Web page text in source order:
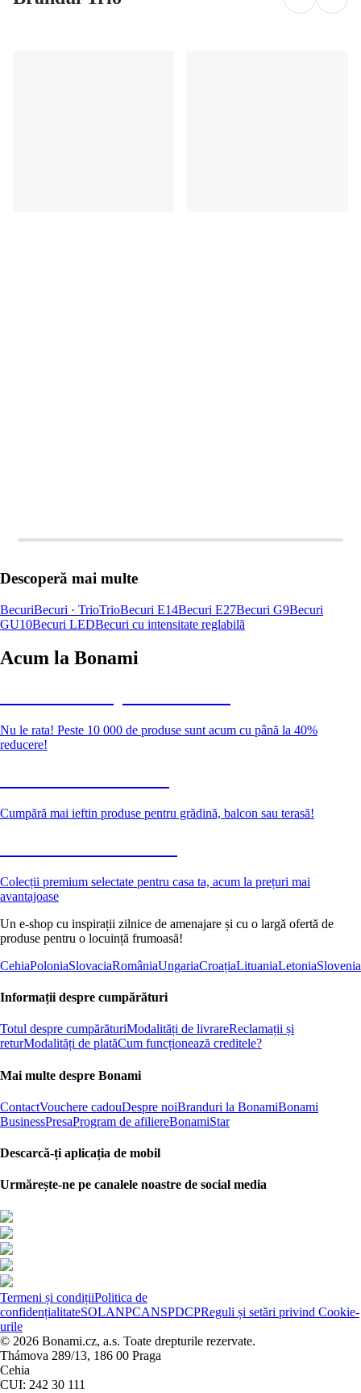
Descoperă mai multe
BecuriBecuri · TrioTrioBecuri E14Becuri E27Becuri G9Becuri
GU10Becuri LEDBecuri cu intensitate reglabilă
Acum la Bonami
Nu le rata! Peste 10 000 de produse sunt acum cu până la 40%
reducere!
Cumpără mai ieftin produse pentru grădină, balcon sau terasă!
Colecții premium selectate pentru casa ta, acum la prețuri mai
avantajoase
Un e-shop cu inspirații zilnice de amenajare și cu o largă ofertă de
produse pentru o locuință frumoasă!
CehiaPoloniaSlovaciaRomâniaUngariaCroațiaLituaniaLetoniaSlovenia
Informații despre cumpărături
Totul despre cumpărăturiModalități de livrareReclamații și
returModalități de platăCum funcționează creditele?
Mai multe despre Bonami
ContactVouchere cadouDespre noiBranduri la BonamiBonami
BusinessPresaProgram de afiliereBonamiStar
Descarcă-ți aplicația de mobil
Urmărește-ne pe canalele noastre de social media
Termeni și condițiiPolitica de
confidențialitateSOLANPCANSPDCPReguli și setări privind Cookie-
urile
© 2026 Bonami.cz, a.s. Toate drepturile rezervate.
Thámova 289/13, 186 00 Praga
Cehia
CUI: 242 30 111